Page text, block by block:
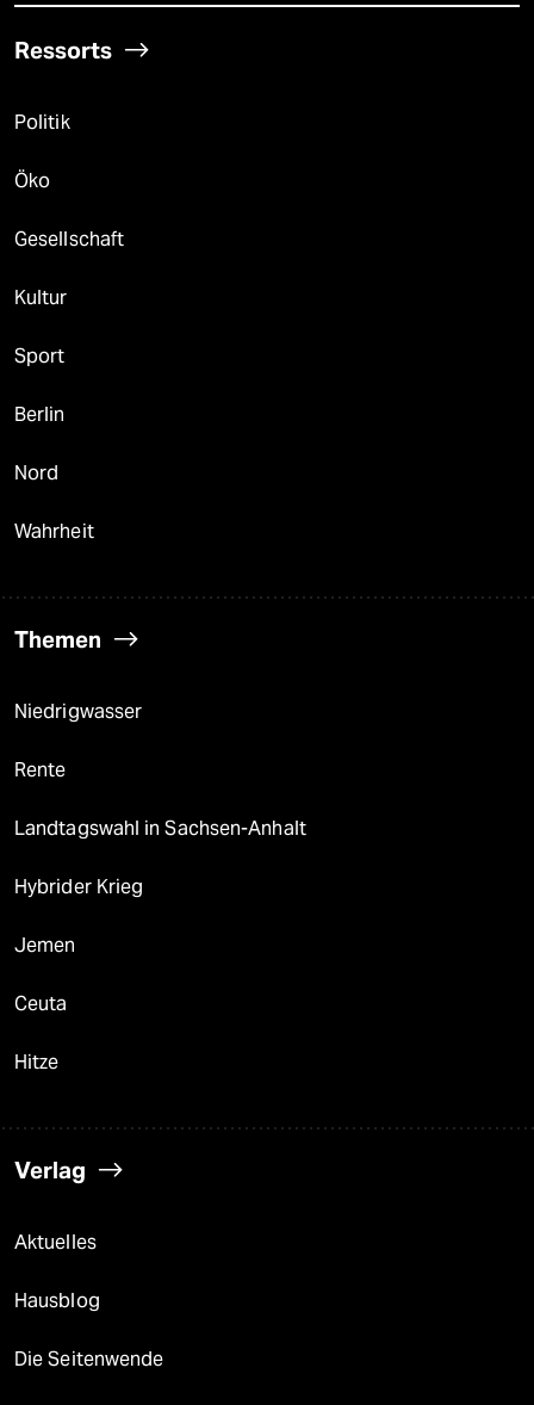
Ressorts
Politik
Öko
Gesellschaft
Kultur
Sport
Berlin
Nord
Wahrheit
Themen
Niedrigwasser
Rente
Landtagswahl in Sachsen-Anhalt
Hybrider Krieg
Jemen
Ceuta
Hitze
Verlag
Aktuelles
Hausblog
Die Seitenwende